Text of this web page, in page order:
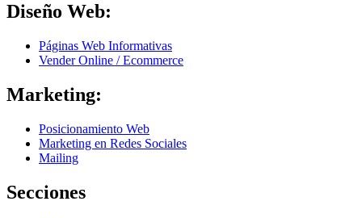
Diseño Web:
Páginas Web Informativas
Vender Online / Ecommerce
Marketing:
Posicionamiento Web
Marketing en Redes Sociales
Mailing
Secciones